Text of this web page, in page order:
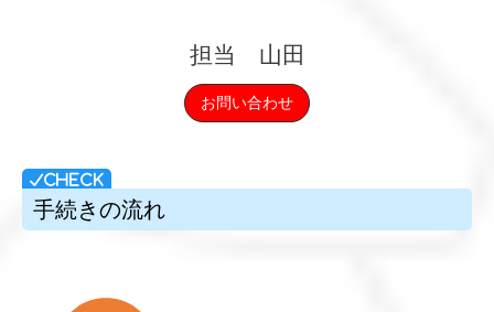
担当 山田
お問い合わせ
手続きの流れ